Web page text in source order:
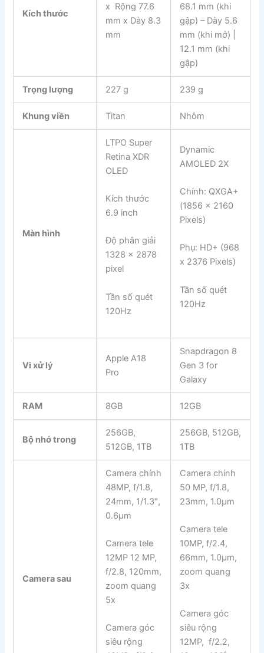
Kích thước
x Rộng 77.6
mm x Dày 8.3
mm
68.1 mm (khi
gập) – Dày 5.6
mm (khi mở) |
12.1 mm (khi
gập)
Trọng lượng 227 g 239 g
Khung viền Titan Nhôm
Màn hình
LTPO Super
Retina XDR
OLED
Kích thước
6.9 inch
Độ phân giải
1328 x 2878
pixel
Tần số quét
120Hz
Dynamic
AMOLED 2X
Chính: QXGA+
(1856 x 2160
Pixels)
Phụ: HD+ (968
x 2376 Pixels)
Tần số quét
120Hz
Vi xử lý
Apple A18
Pro
Snapdragon 8
Gen 3 for
Galaxy
RAM 8GB 12GB
Bộ nhớ trong
256GB,
512GB, 1TB
256GB, 512GB,
1TB
Camera sau
Camera chính
48MP, f/1.8,
24mm, 1/1.3″,
0.6µm
Camera tele
12MP 12 MP,
f/2.8, 120mm,
zoom quang
5x
Camera góc
siêu rộng
Camera chính
50 MP, f/1.8,
23mm, 1.0µm
Camera tele
10MP, f/2.4,
66mm, 1.0µm,
zoom quang
3x
Camera góc
siêu rộng
12MP, f/2.2,